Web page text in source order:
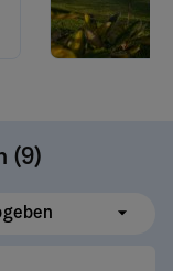
(9)